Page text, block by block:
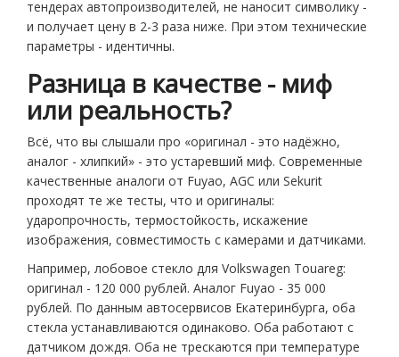
тендерах автопроизводителей, не наносит символику -
и получает цену в 2-3 раза ниже. При этом технические
параметры - идентичны.
Разница в качестве - миф
или реальность?
Всё, что вы слышали про «оригинал - это надёжно,
аналог - хлипкий» - это устаревший миф. Современные
качественные аналоги от Fuyao, AGC или Sekurit
проходят те же тесты, что и оригиналы:
ударопрочность, термостойкость, искажение
изображения, совместимость с камерами и датчиками.
Например, лобовое стекло для Volkswagen Touareg:
оригинал - 120 000 рублей. Аналог Fuyao - 35 000
рублей. По данным автосервисов Екатеринбурга, оба
стекла устанавливаются одинаково. Оба работают с
датчиком дождя. Оба не трескаются при температуре